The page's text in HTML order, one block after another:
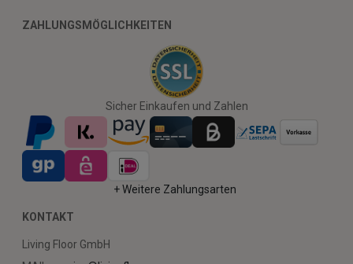
ZAHLUNGSMÖGLICHKEITEN
Sicher Einkaufen und Zahlen
+ Weitere Zahlungsarten
KONTAKT
Living Floor GmbH